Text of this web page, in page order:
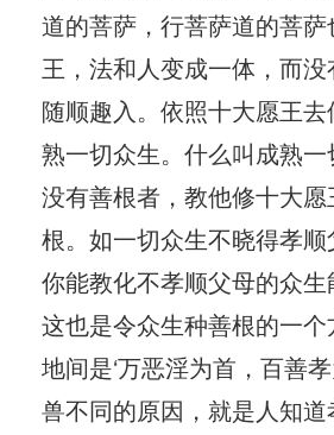
道的菩萨，行菩萨道的菩
王，法和人变成一体，而没
随顺趣入。依照十大愿王
熟一切众生。什么叫成熟
没有善根者，教他修十大
根。如一切众生不晓得孝顺
你能教化不孝顺父母的众生
这也是令众生种善根的一
地间是‘万恶淫为首，百善
兽不同的原因，就是人知